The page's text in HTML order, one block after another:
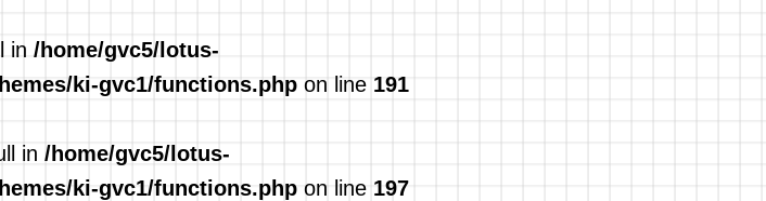
in /home/gvc5/lotus-
ki-gvc1/functions.php on line 191
in /home/gvc5/lotus-
ki-gvc1/functions.php on line 197